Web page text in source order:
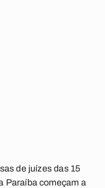
de juízes das 15
Paraíba começam a